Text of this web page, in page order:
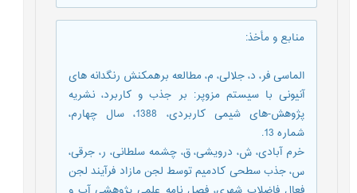
منابع و مأخذ:
الماسی فر، د، جلالی، م، مطالعه برهمکنش رنگدانه های
آنیونی با سیستم مزوپر: بر جذب و کاربرد، نشریه
پژوهش-های شیمی کاربردی، 1388، سال چهارم،
شماره 13.
خرم آبادی، ش، درویشی، ق، چشمه سلطانی، ر، جرقی،
س، جذب سطحی کادمیم توسط لجن مازاد فرآیند لجن